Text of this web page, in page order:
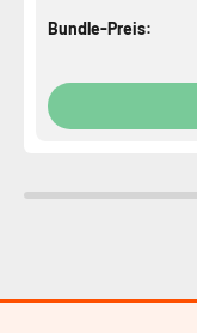
Bundle-Preis: